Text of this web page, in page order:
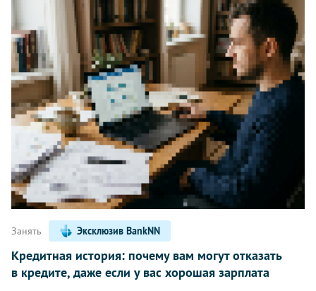
Занять Эксклюзив BankNN
Кредитная история: почему вам могут отказать
в кредите, даже если у вас хорошая зарплата